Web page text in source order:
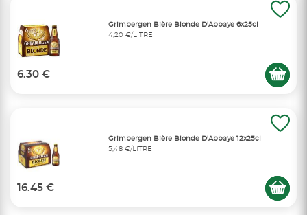
Grimbergen Bière Blonde D'Abbaye 6x25cl
4,20 €/LITRE
6.30 €
Grimbergen Bière Blonde D'Abbaye 12x25cl
5,48 €/LITRE
16.45 €